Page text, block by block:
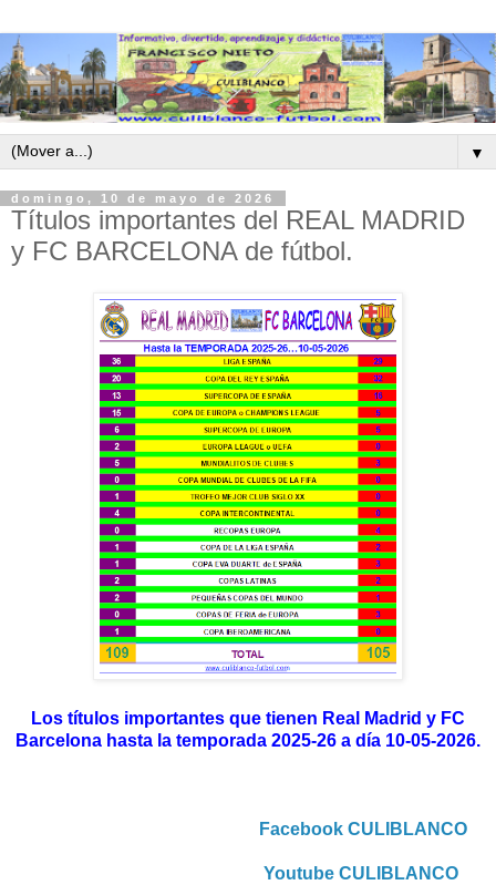
▼
domingo, 10 de mayo de 2026
Títulos importantes del REAL MADRID
y FC BARCELONA de fútbol.
Los títulos importantes que tienen Real Madrid y FC
Barcelona hasta la temporada 2025-26 a día 10-05-2026.
Facebook CULIBLANCO
Youtube CULIBLANCO